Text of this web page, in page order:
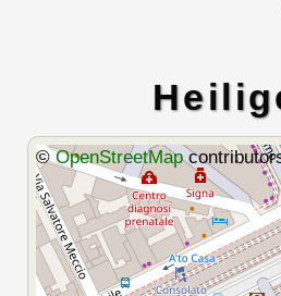
©OpenStreetMap